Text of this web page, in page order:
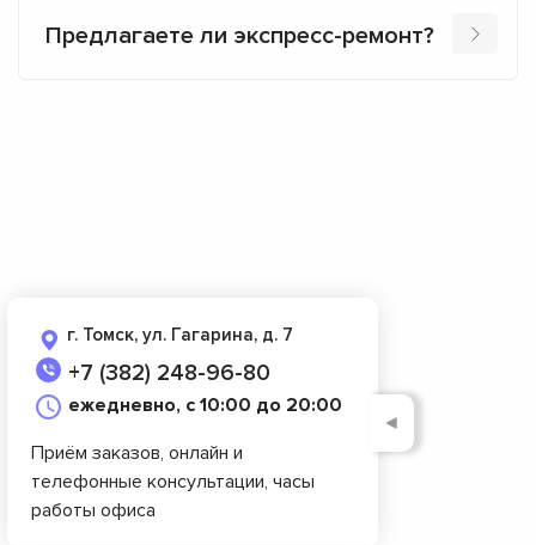
Предлагаете ли экспресс-ремонт?
г. Томск, ул. Гагарина, д. 7
+7 (382) 248-96-80
ежедневно, с 10:00 до 20:00
Приём заказов, онлайн и
телефонные консультации, часы
работы офиса
◄